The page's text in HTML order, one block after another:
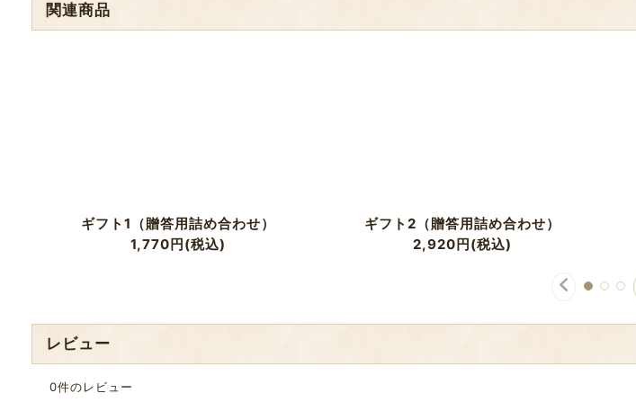
関連商品
ギフト1（贈答用詰め合わせ）
1,770円(税込)
ギフト2（贈答用詰め合わせ）
2,920円(税込)
レビュー
0件のレビュー